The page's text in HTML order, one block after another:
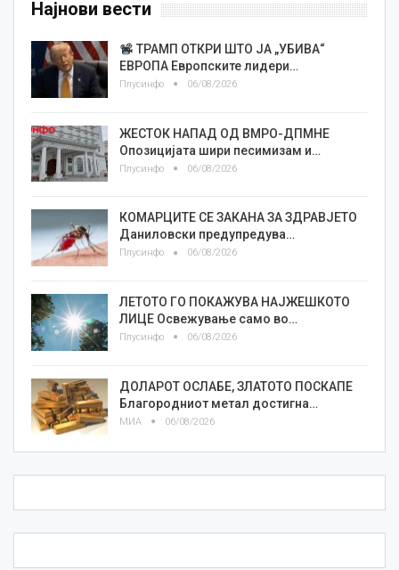
Најнови вести
ТРАМП ОТКРИ ШТО ЈА „УБИВА“
ЕВРОПА Европските лидери…
Плусинфо 06/08/2026
ЖЕСТОК НАПАД ОД ВМРО-ДПМНЕ
Опозицијата шири песимизам и…
Плусинфо 06/08/2026
КОМАРЦИТЕ СЕ ЗАКАНА ЗА ЗДРАВЈЕТО
Даниловски предупредува…
Плусинфо 06/08/2026
ЛЕТОТО ГО ПОКАЖУВА НАЈЖЕШКОТО
ЛИЦE Освежување само во…
Плусинфо 06/08/2026
ДОЛАРОТ ОСЛАБЕ, ЗЛАТОТО ПОСКАПЕ
Благородниот метал достигна…
МИА 06/08/2026